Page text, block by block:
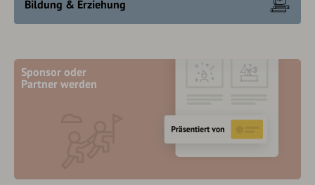
Bildung & Erziehung
Sponsor oder
Partner werden